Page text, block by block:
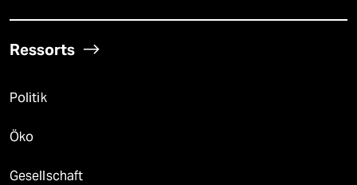
Ressorts
Politik
Öko
Gesellschaft